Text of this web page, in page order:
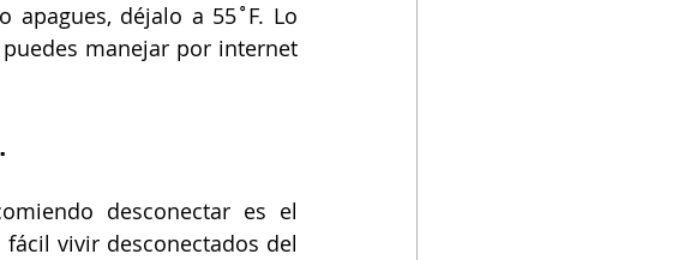
déjalo a 55˚F. Lo
manejar por internet
desconectar es el
vivir desconectados del